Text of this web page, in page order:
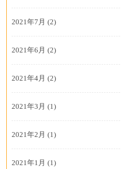
2021年7月 (2)
2021年6月 (2)
2021年4月 (2)
2021年3月 (1)
2021年2月 (1)
2021年1月 (1)